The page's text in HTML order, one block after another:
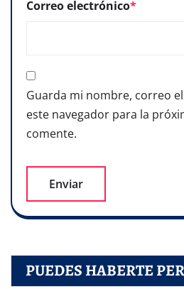
Correo electrónico*
Guarda mi nombre, correo
este navegador para la
comente.
PUEDES HABERTE